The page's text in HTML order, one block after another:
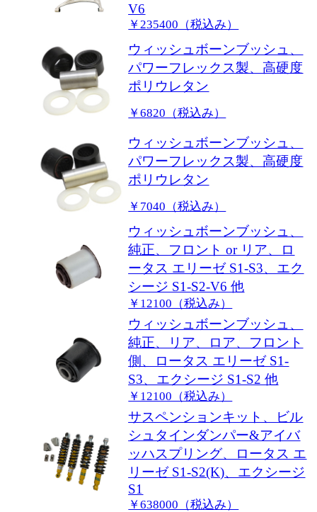
V6
￥235400（税込み）
ウィッシュボーンブッシュ、
パワーフレックス製、高硬度
ポリウレタン
￥6820（税込み）
ウィッシュボーンブッシュ、
パワーフレックス製、高硬度
ポリウレタン
￥7040（税込み）
ウィッシュボーンブッシュ、
純正、フロント or リア、ロ
ータス エリーゼ S1-S3、エク
シージ S1-S2-V6 他
￥12100（税込み）
ウィッシュボーンブッシュ、
純正、リア、ロア、フロント
側、ロータス エリーゼ S1-
S3、エクシージ S1-S2 他
￥12100（税込み）
サスペンションキット、ビル
シュタインダンパー&アイバ
ッハスプリング、ロータス エ
リーゼ S1-S2(K)、エクシージ
S1
￥638000（税込み）